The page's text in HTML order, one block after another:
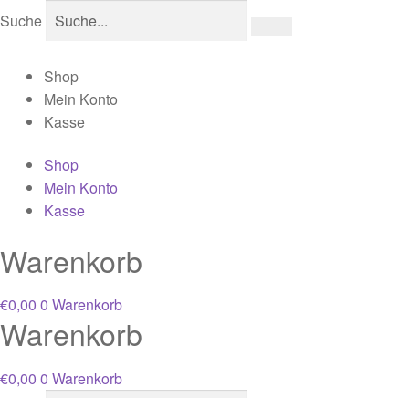
Suche
Shop
Mein Konto
Kasse
Shop
Mein Konto
Kasse
Warenkorb
€0,00 0 Warenkorb
Warenkorb
€0,00 0 Warenkorb